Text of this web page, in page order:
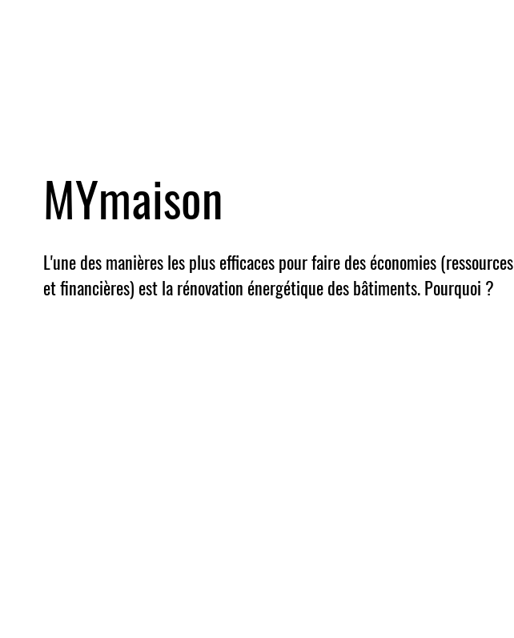
MYmaison
​L'une des manières les plus efficaces pour faire des économies (ressources
et financières) est la rénovation énergétique des bâtiments. Pourquoi ?